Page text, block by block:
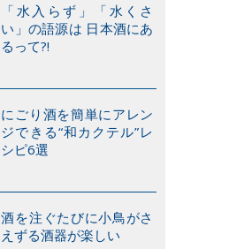
「水入らず」「水くさ
い」の語源は 日本酒にあ
るって?!
にごり酒を簡単にアレン
ジできる“和カクテル”レ
シピ6選
酒を注ぐたびに小鳥がさ
えずる酒器が楽しい